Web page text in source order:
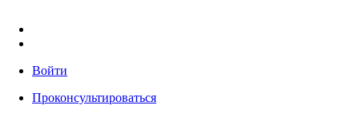
Войти
Проконсультироваться